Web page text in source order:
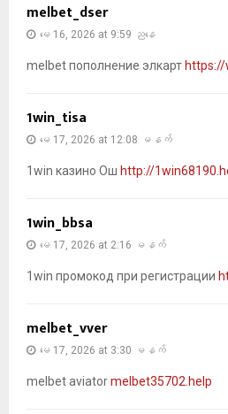
melbet_dser
မေ 16, 2026 at 9:59 ညနေ
melbet пополнение элкарт https://
1win_tisa
မေ 17, 2026 at 12:08 မနက်
1win казино Ош http://
1win_bbsa
မေ 17, 2026 at 2:16 မနက်
1win промокод при регистрации
melbet_vver
မေ 17, 2026 at 3:30 မနက်
melbet aviatormelbet35702.help